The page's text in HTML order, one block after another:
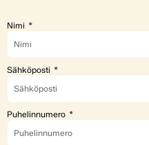
Nimi
Sähköposti
Puhelinnumero